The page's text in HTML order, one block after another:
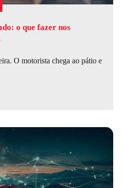
o que fazer nos
O motorista chega ao pátio e